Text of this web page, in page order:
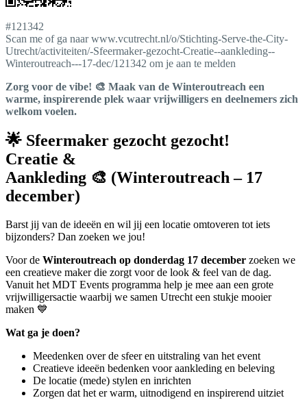
#121342
Scan me of ga naar www.vcutrecht.nl/o/Stichting-Serve-the-City-
Utrecht/activiteiten/-Sfeermaker-gezocht-Creatie--aankleding--
Winteroutreach---17-dec/121342 om je aan te melden
Zorg voor de vibe! 🎨 Maak van de Winteroutreach een
warme, inspirerende plek waar vrijwilligers en deelnemers zich
welkom voelen.
🌟 Sfeermaker gezocht gezocht!
Creatie &
Aankleding 🎨 (Winteroutreach – 17
december)
Barst jij van de ideeën en wil jij een locatie omtoveren tot iets
bijzonders? Dan zoeken we jou!
Voor de Winteroutreach op donderdag 17 december zoeken we
een creatieve maker die zorgt voor de look & feel van de dag.
Vanuit het MDT Events programma help je mee aan een grote
vrijwilligersactie waarbij we samen Utrecht een stukje mooier
maken 💙
Wat ga je doen?
Meedenken over de sfeer en uitstraling van het event
Creatieve ideeën bedenken voor aankleding en beleving
De locatie (mede) stylen en inrichten
Zorgen dat het er warm, uitnodigend en inspirerend uitziet